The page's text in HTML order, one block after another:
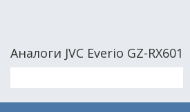
Аналоги JVC Everio GZ-RX601